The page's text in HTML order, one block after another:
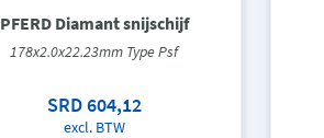
PFERD Diamant snijschijf
178x2.0x22.23mm Type Psf
SRD 604,12
excl. BTW